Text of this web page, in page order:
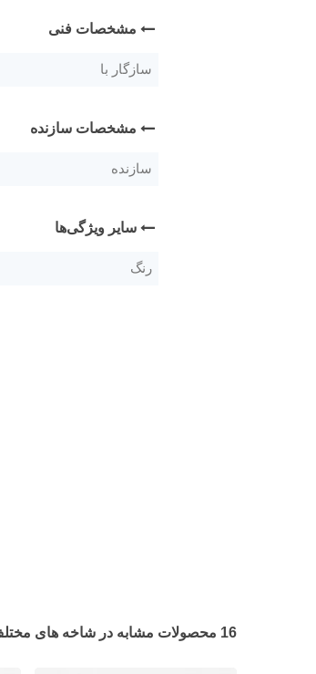
مشخصات فنی
سازگار با
مشخصات سازنده
سازنده
سایر ویژگی‌ها
رنگ
16 محصولات مشابه در شاخه های مختلف: